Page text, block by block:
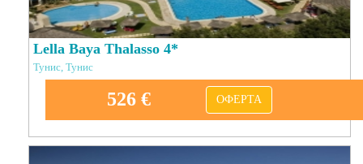
Lella Baya Thalasso 4*
Тунис, Тунис
526 € ОФЕРТА